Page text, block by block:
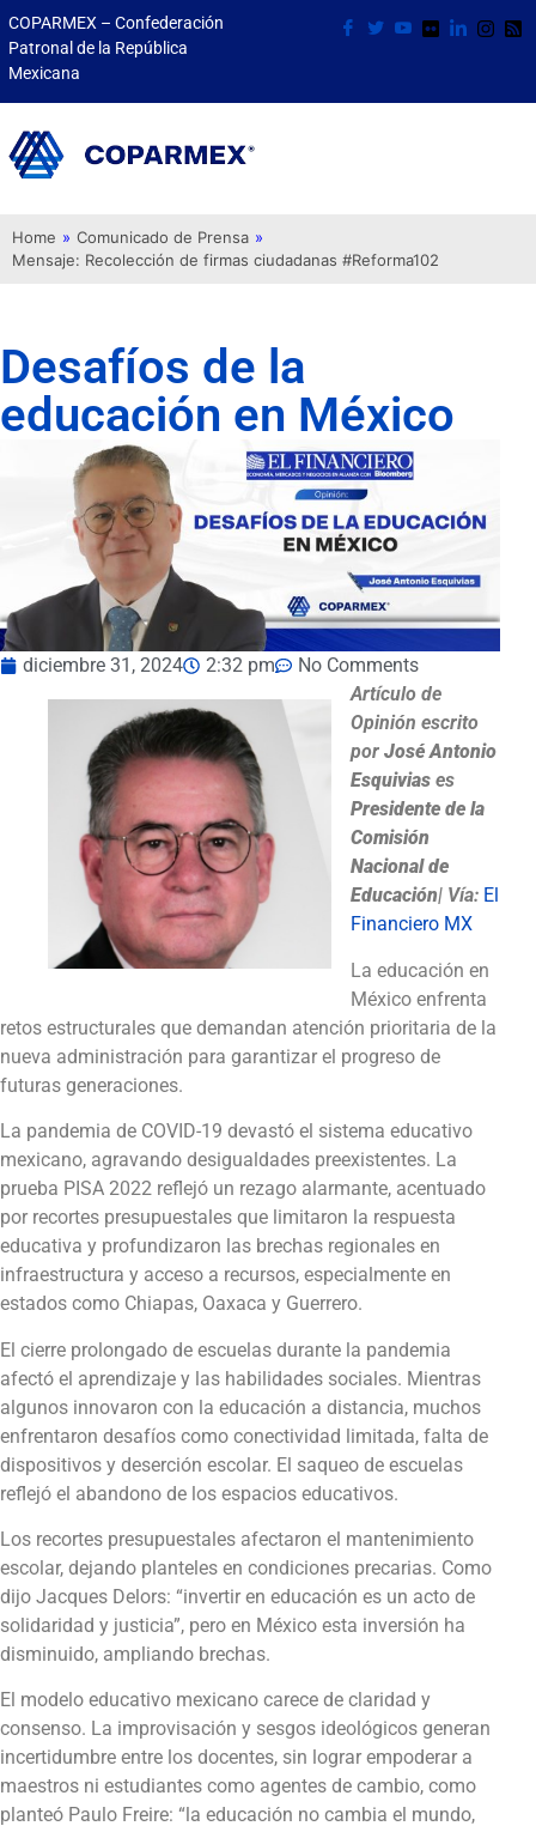
COPARMEX – Confederación
Patronal de la República
Mexicana
Home » Comunicado de Prensa »
Mensaje: Recolección de firmas ciudadanas #Reforma102
Desafíos de la
educación en México
diciembre 31, 2024 2:32 pm
No Comments
Artículo de
Opinión escrito
por José Antonio
Esquivias es
Presidente de la
Comisión
Nacional de
Educación| Vía: El
Financiero MX
La educación en
México enfrenta
retos estructurales que demandan atención prioritaria de la
nueva administración para garantizar el progreso de
futuras generaciones.
La pandemia de COVID-19 devastó el sistema educativo
mexicano, agravando desigualdades preexistentes. La
prueba PISA 2022 reflejó un rezago alarmante, acentuado
por recortes presupuestales que limitaron la respuesta
educativa y profundizaron las brechas regionales en
infraestructura y acceso a recursos, especialmente en
estados como Chiapas, Oaxaca y Guerrero.
El cierre prolongado de escuelas durante la pandemia
afectó el aprendizaje y las habilidades sociales. Mientras
algunos innovaron con la educación a distancia, muchos
enfrentaron desafíos como conectividad limitada, falta de
dispositivos y deserción escolar. El saqueo de escuelas
reflejó el abandono de los espacios educativos.
Los recortes presupuestales afectaron el mantenimiento
escolar, dejando planteles en condiciones precarias. Como
dijo Jacques Delors: “invertir en educación es un acto de
solidaridad y justicia”, pero en México esta inversión ha
disminuido, ampliando brechas.
El modelo educativo mexicano carece de claridad y
consenso. La improvisación y sesgos ideológicos generan
incertidumbre entre los docentes, sin lograr empoderar a
maestros ni estudiantes como agentes de cambio, como
planteó Paulo Freire: “la educación no cambia el mundo,